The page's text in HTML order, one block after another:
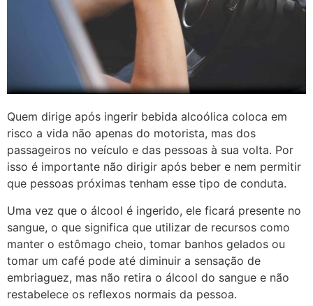
Quem dirige após ingerir bebida alcoólica coloca em
risco a vida não apenas do motorista, mas dos
passageiros no veículo e das pessoas à sua volta. Por
isso é importante não dirigir após beber e nem permitir
que pessoas próximas tenham esse tipo de conduta.
Uma vez que o álcool é ingerido, ele ficará presente no
sangue, o que significa que utilizar de recursos como
manter o estômago cheio, tomar banhos gelados ou
tomar um café pode até diminuir a sensação de
embriaguez, mas não retira o álcool do sangue e não
restabelece os reflexos normais da pessoa.